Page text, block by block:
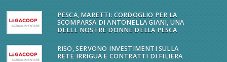
PESCA, MARETTI: CORDOGLIO PER LA
SCOMPARSA DI ANTONELLA GIANI, UNA
DELLE NOSTRE DONNE DELLA PESCA
RISO, SERVONO INVESTIMENTI SULLA
RETE IRRIGUA E CONTRATTI DI FILIERA